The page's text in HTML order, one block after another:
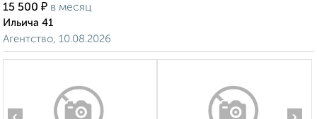
15 500 ₽ в месяц
Ильича 41
Агентство, 10.08.2026